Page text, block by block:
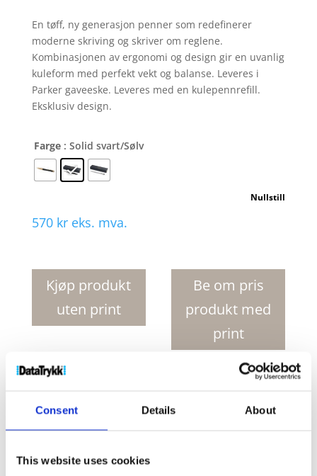
Consent Details About
This website uses cookies
En tøff, ny generasjon penner som redefinerer
moderne skriving og skriver om reglene.
Kombinasjonen av ergonomi og design gir en uvanlig
kuleform med perfekt vekt og balanse. Leveres i
Parker gaveeske. Leveres med en kulepennrefill.
Eksklusiv design.
Farge : Solid svart/Sølv
Nullstill
570 kr eks. mva.
kulepenn
antall
Kjøp produkt
uten print
Be om pris
produkt med
print
Produktnr: Kulepenner